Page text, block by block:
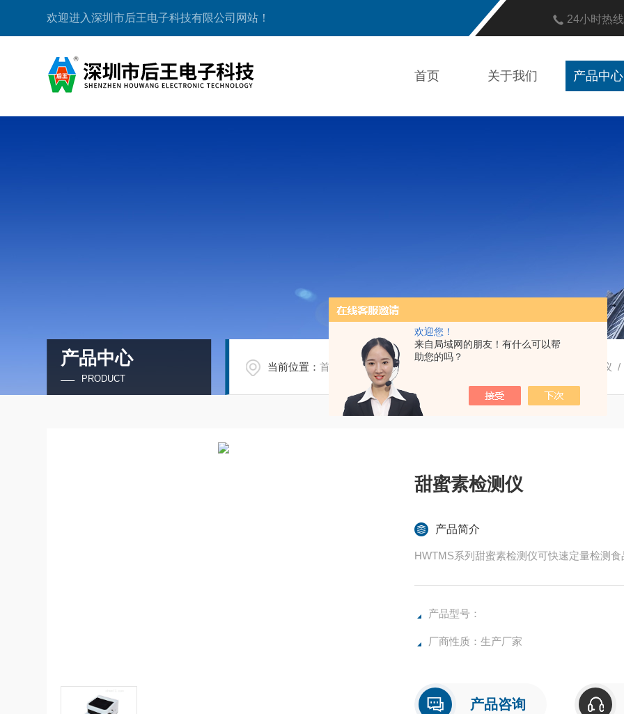
欢迎您！
来自局域网的朋友！有什么可以帮
助您的吗？
欢迎进入深圳市后王电子科技有限公司网站！ 24小时热
首页 关于我们 产品中心
产品中心
PRODUCT
当前位置：首页 产品中心/ 食品安全检测仪 /
甜蜜素检测仪
产品简介
HWTMS系列甜蜜素检测仪可快速定量检测
产品型号：
厂商性质：生产厂家
产品咨询